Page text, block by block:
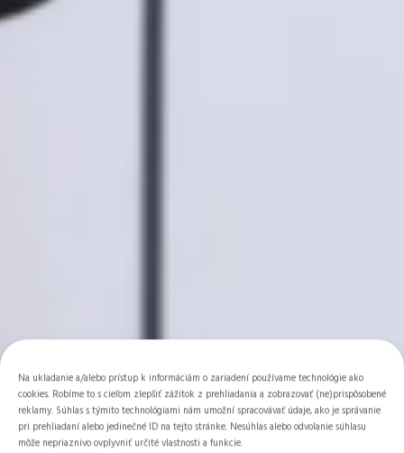
Na ukladanie a/alebo prístup k informáciám o zariadení používame technológie ako
cookies. Robíme to s cieľom zlepšiť zážitok z prehliadania a zobrazovať (ne)prispôsobené
reklamy. Súhlas s týmito technológiami nám umožní spracovávať údaje, ako je správanie
pri prehliadaní alebo jedinečné ID na tejto stránke. Nesúhlas alebo odvolanie súhlasu
môže nepriaznivo ovplyvniť určité vlastnosti a funkcie.